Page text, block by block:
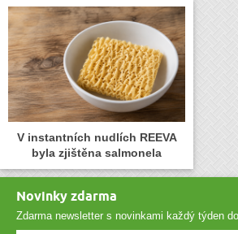
V instantních nudlích REEVA
byla zjištěna salmonela
Novinky zdarma
Zdarma newsletter s novinkami každý týden